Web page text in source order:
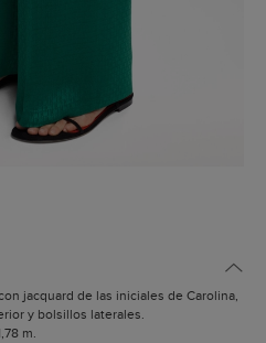
jacquard de las iniciales de Carolina,
y bolsillos laterales.
m.